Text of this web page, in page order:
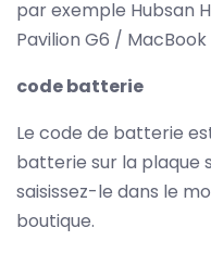
par exemple Hubsan
Pavilion G6 / MacBook
code batterie
Le code de batterie
batterie sur la plaque
saisissez-le dans le
boutique.